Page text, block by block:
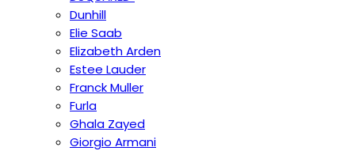
Dunhill
Elie Saab
Elizabeth Arden
Estee Lauder
Franck Muller
Furla
Ghala Zayed
Giorgio Armani